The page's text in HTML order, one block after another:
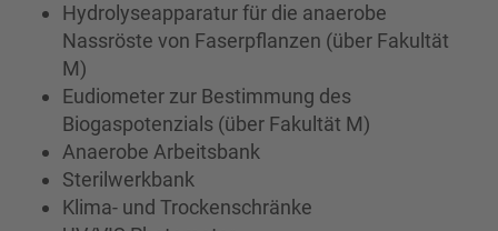
Hydrolyseapparatur für die anaerobe
Nassröste von Faserpflanzen (über Fakultät
M)
Eudiometer zur Bestimmung des
Biogaspotenzials (über Fakultät M)
Anaerobe Arbeitsbank
Sterilwerkbank
Klima- und Trockenschränke